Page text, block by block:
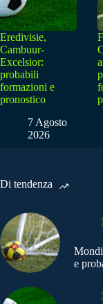
Eredivisie,
Cambuur-
Excelsior:
probabili
formazioni e
pronostico
7 Agosto
2026
Di tendenza
e